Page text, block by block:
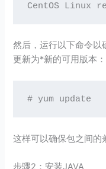
CentOS Linux
然后，运行以下命令以
更新为*新的可用版本：
# yum update
这样可以确保包之间的
步骤2：安装JAVA